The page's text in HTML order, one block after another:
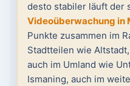
desto stabiler läuft der
Videoüberwachung in
Punkte zusammen im
Stadtteilen wie
auch im Umland wie
Ismaning, auch im